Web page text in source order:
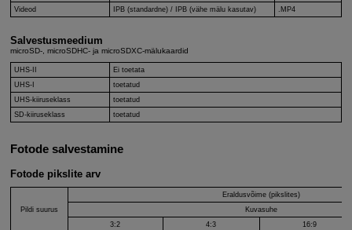
Videod
IPB (standardne) / IPB (vähe mälu kasutav) .MP4
Salvestusmeedium
microSD-, microSDHC- ja microSDXC-mälukaardid
UHS-II
Ei toetata
UHS-I
toetatud
UHS-kiiruseklass
toetatud
SD-kiiruseklass
toetatud
Fotode salvestamine
Fotode pikslite arv
Pildi suurus
Eraldusvõime (pikslites)
Kuvasuhe
3:2
4:3 16:9